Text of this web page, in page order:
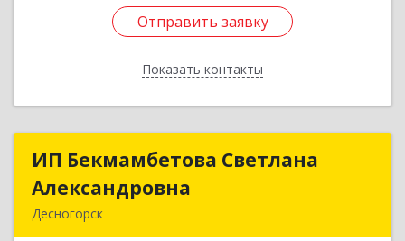
Отправить заявку
Показать контакты
Отправить заявку
Назад
ИП Бекмамбетова Светлана
Александровна
Десногорск
ИП Бекмамбетова Светлана